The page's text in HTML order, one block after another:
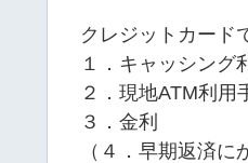
クレジットカード
１．キャッシング
２．現地ATM利用
３．金利
（４．早期返済に